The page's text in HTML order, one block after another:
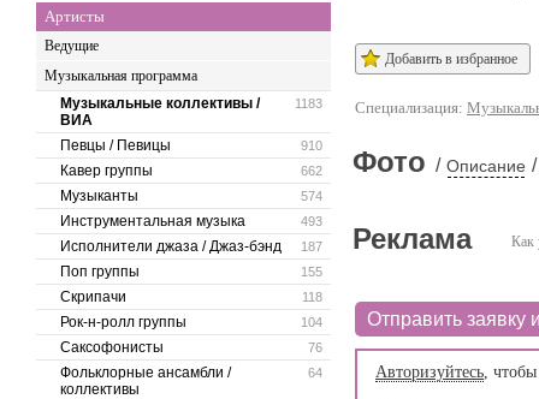
Артисты
Ведущие
Музыкальная программа
1183
Музыкальные коллективы /
ВИА
910
Певцы / Певицы
662
Кавер группы
574
Музыканты
493
Инструментальная музыка
187
Исполнители джаза / Джаз-бэнд
155
Поп группы
118
Скрипачи
104
Рок-н-ролл группы
76
Саксофонисты
64
Фольклорные ансамбли /
коллективы
Добавить в избранное
Специализация:
Фото / Описание /
Как
Реклама
Отправить заявку
Авторизуйтесь,